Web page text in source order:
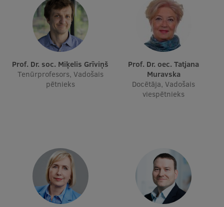
Atvērtā universitāte
Sagatavošanas kursi
Profesionālās pilnveides kursi
ESF kvalifikācijas celšanas kursi
Pedagoģiskās izaugsmes centrs
Pētniecība
Zinātniskie institūti un laboratorijas
Prof. Dr. soc. Miķelis Grīviņš
Tenūrprofesors, Vadošais
pētnieks
Prof. Dr. oec. Tatjana
Muravska
Docētāja, Vadošais
viespētnieks